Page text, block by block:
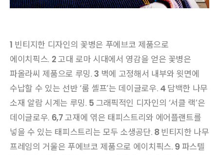
1 빈티지한 디자인의 꽃병은 푸에브코 제품으로
에이치픽스. 2고대 로마 시대에서 영감을 얻은 꽃병은
파올라씨 제품으로 루밍. 3 벽에 고정해서 내부와 윗면에
수납할 수 있는 선반 ‘룸 셸프’는 데이글로우. 4 담백한 나무
소재 알람 시계는 루밍. 5 그래픽적인 디자인의 ‘서클 랙’은
데이글로우. 6,7고재에 엮은 태피스트리와 에어플랜트를
넣을 수 있는 태피스트리는 모두 소생공단. 8 빈티지한 나무
프레임의 거울은 푸에브코 제품으로 에이치픽스. 9 파스텔